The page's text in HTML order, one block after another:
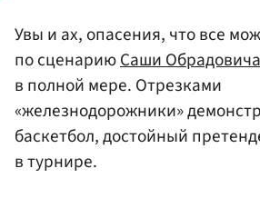
Увы и ах, опасения, что все
по сценариюСаши Обрадовича
в полной мере. Отрезками
«железнодорожники»
баскетбол, достойный
в турнире.